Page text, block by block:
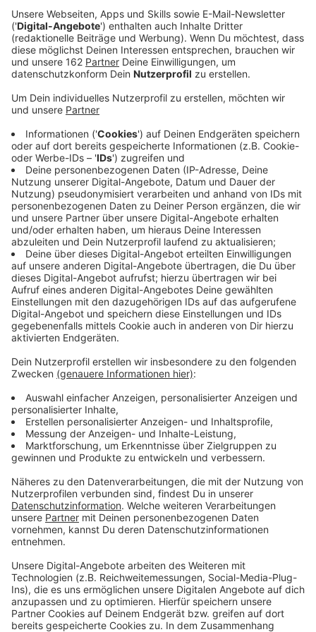
Anzeige
neuster ADAC-Auswertung sind wir wieder
unangefochten deutsches Stauland Nummer 1. Mehr
als jeden dritten Stau in Deutschland gab es bei uns.
Am Niederrhein brauchten Autofahrer auf mehreren
Strecken starke Nerven. Die landesweit meisten
Staumeldungen wurden auf der A42 zwischen
Dortmund und Kamp-Lintfort gezählt - mit fast
14.000. Die längsten Staus an Kilometern (22.100) gab
es dagegen auf der A3 zwischen Oberhausen und Köln.
Daran dürfte das Kreuz Kaiserberg nicht unschuldig
sein.
Anzeige
Anzeige
Auch auf der A40 zwischen Duisburg und Essen wurde
ein Spitzenwert in ganz NRW gemessen. Hier kamen
die meisten Staustunden je Autobahnkilometer
für den Staufrust ist leicht zu finden. Im Schnitt wird
landesweit an über 600 Baustellen pro Monat
gearbeitet. Der November war dabei am stärksten
betroffen. Im vergangenen Jahr befanden sich bis zu
Nordrhein-Westfalen. Zum Vergleich: Nur ca. 17
Prozent aller deutschen Autobahnkilometer liegen in
NRW.